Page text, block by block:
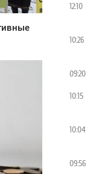
12:10
10:26
09:20
10:15
10:04
09:56